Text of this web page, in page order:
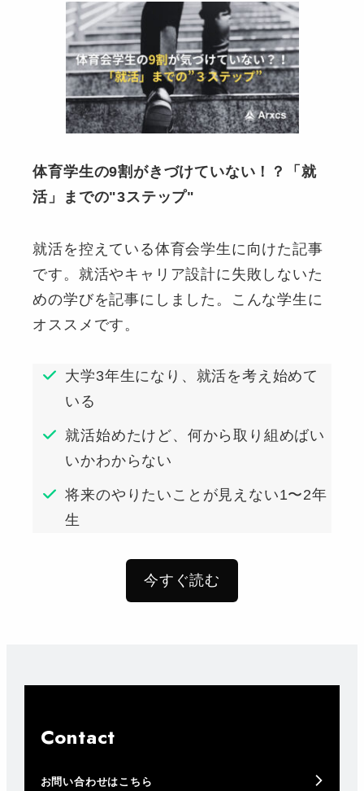
体育学生の9割がきづけていない！？「就
活」までの"3ステップ"
就活を控えている体育会学生に向けた記事
です。就活やキャリア設計に失敗しないた
めの学びを記事にしました。こんな学生に
オススメです。
大学3年生になり、就活を考え始めて
いる
就活始めたけど、何から取り組めばい
いかわからない
将来のやりたいことが見えない1〜2年
生
今すぐ読む
Contact
お問い合わせはこちら